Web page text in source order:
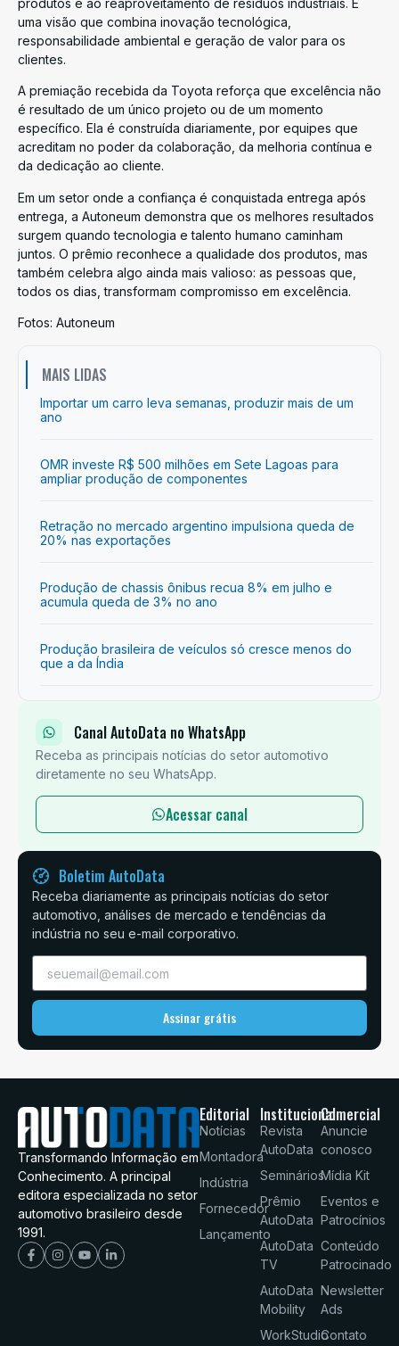
produtos e ao reaproveitamento de resíduos industriais. É
uma visão que combina inovação tecnológica,
responsabilidade ambiental e geração de valor para os
clientes.
A premiação recebida da Toyota reforça que excelência não
é resultado de um único projeto ou de um momento
específico. Ela é construída diariamente, por equipes que
acreditam no poder da colaboração, da melhoria contínua e
da dedicação ao cliente.
Em um setor onde a confiança é conquistada entrega após
entrega, a Autoneum demonstra que os melhores resultados
surgem quando tecnologia e talento humano caminham
juntos. O prêmio reconhece a qualidade dos produtos, mas
também celebra algo ainda mais valioso: as pessoas que,
todos os dias, transformam compromisso em excelência.
Fotos: Autoneum
MAIS LIDAS
Importar um carro leva semanas, produzir mais de um
ano
OMR investe R$ 500 milhões em Sete Lagoas para
ampliar produção de componentes
Retração no mercado argentino impulsiona queda de
20% nas exportações
Produção de chassis ônibus recua 8% em julho e
acumula queda de 3% no ano
Produção brasileira de veículos só cresce menos do
que a da Índia
Canal AutoData no WhatsApp
Receba as principais notícias do setor automotivo
diretamente no seu WhatsApp.
Acessar canal
Boletim AutoData
Receba diariamente as principais notícias do setor
automotivo, análises de mercado e tendências da
indústria no seu e-mail corporativo.
Assinar grátis
Transformando Informação em
Conhecimento. A principal
editora especializada no setor
automotivo brasileiro desde
1991.
Editorial
Notícias
Montadora
Indústria
Fornecedor
Lançamento
Institucional
Revista
AutoData
Seminários
Prêmio
AutoData
AutoData
TV
AutoData
Mobility
WorkStudio
Comercial
Anuncie
conosco
Mídia Kit
Eventos e
Patrocínios
Conteúdo
Patrocinado
Newsletter
Ads
Contato